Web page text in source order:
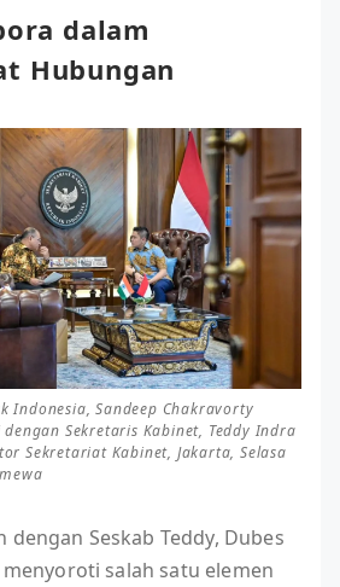
dalam
Hubungan
Indonesia, Sandeep Chakravorty
Sekretaris Kabinet, Teddy Indra
Sekretariat Kabinet, Jakarta, Selasa
Seskab Teddy, Dubes
salah satu elemen